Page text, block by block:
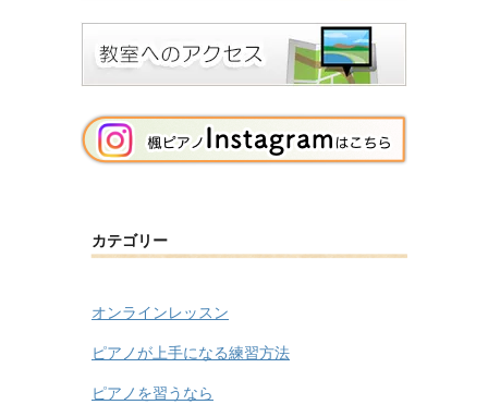
カテゴリー
オンラインレッスン
ピアノが上手になる練習方法
ピアノを習うなら